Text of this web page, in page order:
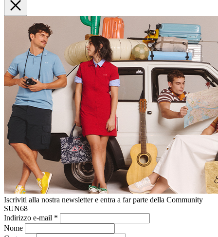
Iscriviti alla nostra newsletter e entra a far parte della Community
SUN68
Indirizzo e-mail *
Nome